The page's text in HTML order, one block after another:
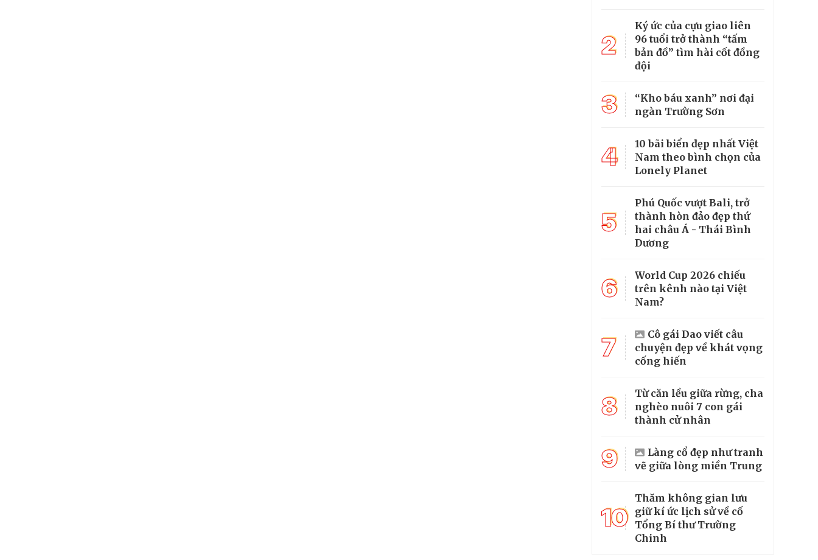
2
Ký ức của cựu giao liên
96 tuổi trở thành “tấm
bản đồ” tìm hài cốt đồng
đội
3
“Kho báu xanh” nơi đại
ngàn Trường Sơn
4
10 bãi biển đẹp nhất Việt
Nam theo bình chọn của
Lonely Planet
5
Phú Quốc vượt Bali, trở
thành hòn đảo đẹp thứ
hai châu Á - Thái Bình
Dương
6
World Cup 2026 chiếu
trên kênh nào tại Việt
Nam?
7
Cô gái Dao viết câu
chuyện đẹp về khát vọng
cống hiến
8
Từ căn lều giữa rừng, cha
nghèo nuôi 7 con gái
thành cử nhân
9
Làng cổ đẹp như tranh
vẽ giữa lòng miền Trung
10
Thăm không gian lưu
giữ kí ức lịch sử về cố
Tổng Bí thư Trường
Chinh